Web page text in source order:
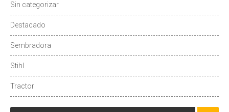
Sin categorizar
Destacado
Sembradora
Stihl
Tractor